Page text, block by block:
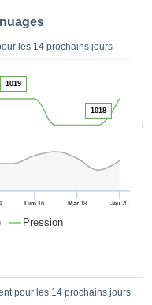
les 14 prochains jours
Pression
50
Dim 16 Mar18 Jeu 20
1019
1018
pour les 14 prochains jours